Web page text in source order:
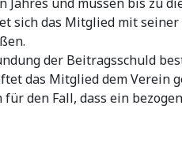
sich das Mitglied mit
der Beitragsschuld
das Mitglied dem
den Fall, dass ein